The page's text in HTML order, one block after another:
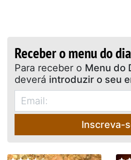
Receber o menu do dia
Para receber o Menu do
deverá introduzir o seu
Inscreva-